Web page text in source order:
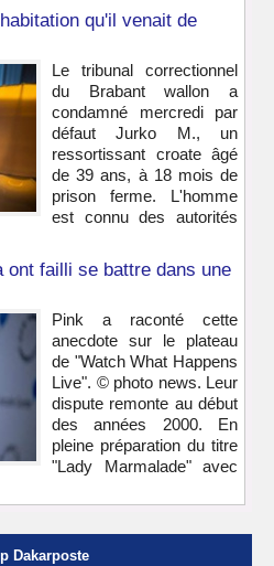
qu'il venait de
Le tribunal correctionnel
du Brabant wallon a
condamné mercredi par
défaut Jurko M., un
ressortissant croate âgé
de 39 ans, à 18 mois de
prison ferme. L'homme
est connu des autorités
ont failli se battre dans une
Pink a raconté cette
anecdote sur le plateau
de "Watch What Happens
Live". © photo news. Leur
dispute remonte au début
des années 2000. En
pleine préparation du titre
"Lady Marmalade" avec
Dakarposte